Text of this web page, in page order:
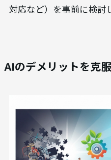
対応など）を事前に検討
AIのデメリットを克